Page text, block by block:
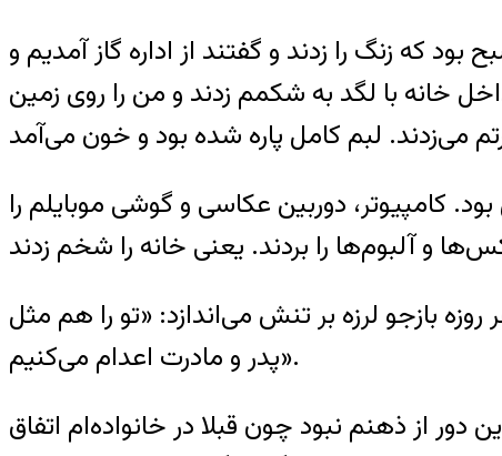
درباره شیوه بازداشتش توسط ماموران امنیتی می‌گوید: «ساعت حدود ۶ صبح بود که زنگ را زدند و گفتند از اداره گاز آمدیم و
خانه با لگد به شکمم زدند و من را روی زمین
دوربین عکاسی و گوشی موبایلم را
بازجو لرزه بر تنش می‌اندازد: «تو را هم مثل
پدر و مادرت اعدام می‌کنیم».
از ذهنم نبود چون قبلا در خانواده‌ام اتفاق